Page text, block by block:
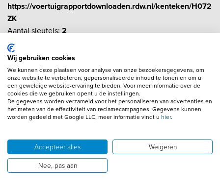
https://voertuigrapportdownloaden.rdw.nl/kenteken/H072
ZK
Aantal sleutels:2
Financiële informatie
Motorrijtuigenbelasting:
€ 333 - € 365 per kwartaal
Personenauto leasen
Bedrijfswagen leasen
Zakelijk auto leasen
Wij gebruiken cookies
We kunnen deze plaatsen voor analyse van onze bezoekersgegevens, om
onze website te verbeteren, gepersonaliseerde inhoud te tonen en om u
een geweldige website-ervaring te bieden. Voor meer informatie over de
cookies die we gebruiken opent u de instellingen.
De gegevens worden verzameld voor het personaliseren van advertenties en
het meten van de effectiviteit van reclamecampagnes. Gegevens kunnen
worden gedeeld met Google LLC, meer informatie vindt u hier.
Accepteer alles
Weigeren
Nee, pas aan